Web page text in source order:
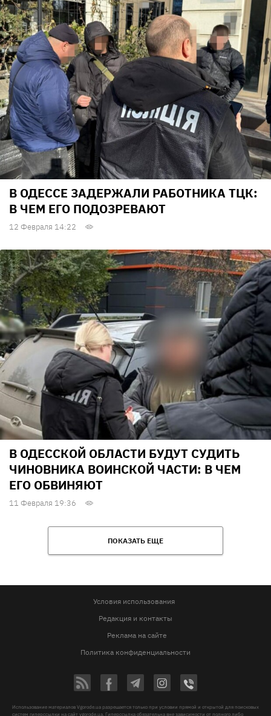
В ОДЕССЕ ЗАДЕРЖАЛИ РАБОТНИКА ТЦК:
В ЧЕМ ЕГО ПОДОЗРЕВАЮТ
12 Февраля 14:22
В ОДЕССКОЙ ОБЛАСТИ БУДУТ СУДИТЬ
ЧИНОВНИКА ВОИНСКОЙ ЧАСТИ: В ЧЕМ
ЕГО ОБВИНЯЮТ
11 Февраля 19:36
ПОКАЗАТЬ ЕЩЕ
Условия использования
Редакция и контакты
Реклама на сайте
Политика конфиденциальности
Использование материалов Vgorode.ua разрешается только при условии прямой и открытой для поисковых
систем гиперссылки на сайт vgorode.ua. Гиперссылка обязательна вне зависимости от полного либо